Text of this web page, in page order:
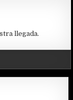
llegada.